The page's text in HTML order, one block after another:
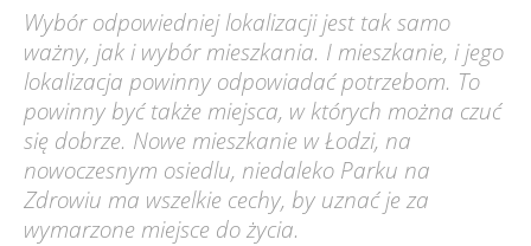
Wybór odpowiedniej lokalizacji jest tak samo
ważny, jak i wybór mieszkania. I mieszkanie, i jego
lokalizacja powinny odpowiadać potrzebom. To
powinny być także miejsca, w których można czuć
się dobrze. Nowe mieszkanie w Łodzi, na
nowoczesnym osiedlu, niedaleko Parku na
Zdrowiu ma wszelkie cechy, by uznać je za
wymarzone miejsce do życia.